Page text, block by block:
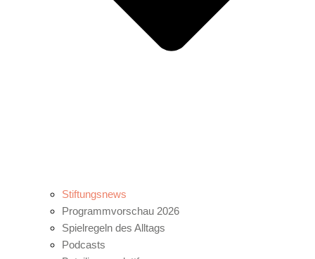
Stiftungsnews
Programmvorschau 2026
Spielregeln des Alltags
Podcasts